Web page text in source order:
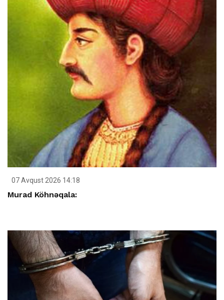
07 Avqust 2026 14:18
Murad Köhnəqala: